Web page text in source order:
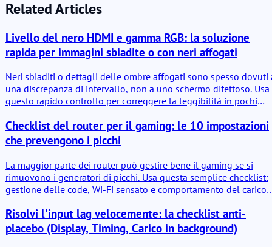
Related Articles
Livello del nero HDMI e gamma RGB: la soluzione
rapida per immagini sbiadite o con neri affogati
Neri sbiaditi o dettagli delle ombre affogati sono spesso dovuti
una discrepanza di intervallo, non a uno schermo difettoso. Usa
questo rapido controllo per correggere la leggibilità in pochi
Checklist del router per il gaming: le 10 impostazioni
che prevengono i picchi
La maggior parte dei router può gestire bene il gaming se si
rimuovono i generatori di picchi. Usa questa semplice checklist:
gestione delle code, Wi-Fi sensato e comportamento del carico
Risolvi l'input lag velocemente: la checklist anti-
placebo (Display, Timing, Carico in background)